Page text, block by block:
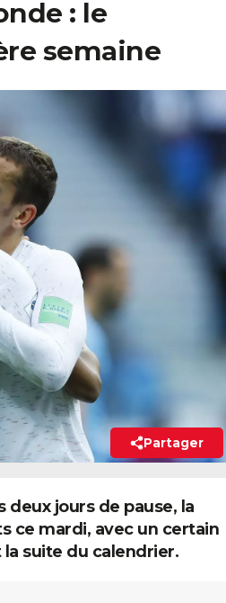
: le
semaine
Partager
deux jours de pause, la
ce mardi, avec un certain
suite du calendrier.